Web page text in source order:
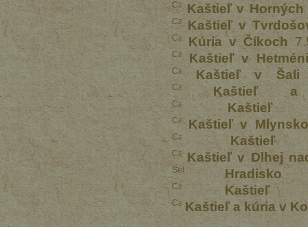
Kaštieľ v
Kaštieľ v
Kúria v Číkoch
Kaštieľ v Hetméni
Kaštieľ v Šali
Kaštieľ
Kaštieľ
Kaštieľ v
Kaštieľ
Kaštieľ v Dlhej
Kaštieľ a kúria v